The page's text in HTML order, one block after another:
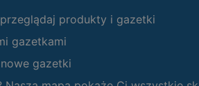
produkty i gazetki
gazetkami
gazetki